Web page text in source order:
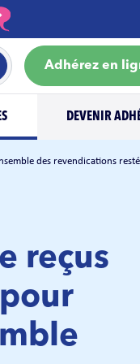
DEVENIR
Adhérez en
des revendications
reçus